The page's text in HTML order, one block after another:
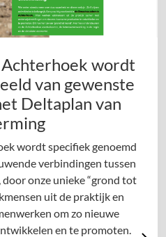
Achterhoek wordt
van gewenste
Deltaplan van
wordt specifiek genoemd
verbindingen tussen
onze unieke “grond tot
uit de praktijk en
om zo nieuwe
en te promoten.